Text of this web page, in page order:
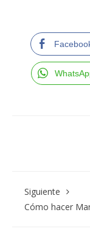
Siguiente
Cómo hacer